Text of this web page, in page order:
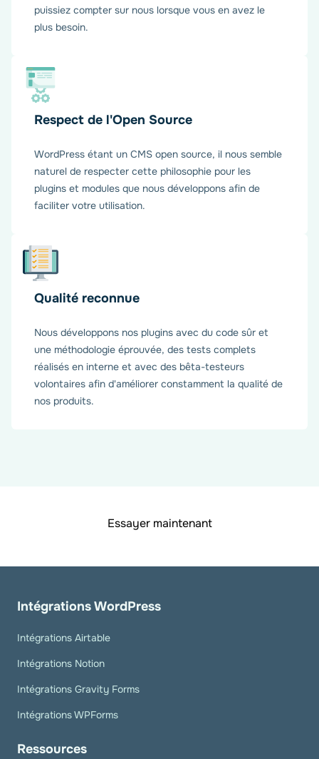
puissiez compter sur nous lorsque vous en avez le
plus besoin.
Respect de l'Open Source
WordPress étant un CMS open source, il nous semble
naturel de respecter cette philosophie pour les
plugins et modules que nous développons afin de
faciliter votre utilisation.
Qualité reconnue
Nous développons nos plugins avec du code sûr et
une méthodologie éprouvée, des tests complets
réalisés en interne et avec des bêta-testeurs
volontaires afin d'améliorer constamment la qualité de
nos produits.
Essayer maintenant
Intégrations WordPress
Intégrations Airtable
Intégrations Notion
Intégrations Gravity Forms
Intégrations WPForms
Ressources